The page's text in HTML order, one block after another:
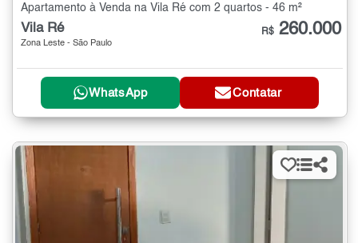
Apartamento à Venda na Vila Ré com 2 quartos - 46 m²
Vila Ré
Zona Leste - São Paulo
R$ 260.000
WhatsApp Contatar